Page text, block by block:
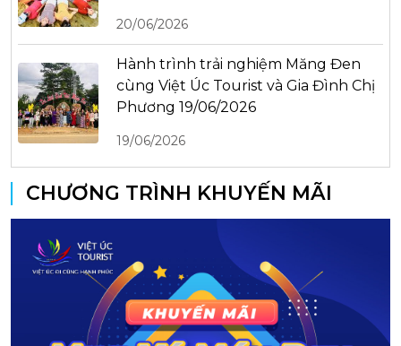
20/06/2026
Hành trình trải nghiệm Măng Đen
cùng Việt Úc Tourist và Gia Đình Chị
Phương 19/06/2026
19/06/2026
CHƯƠNG TRÌNH KHUYẾN MÃI